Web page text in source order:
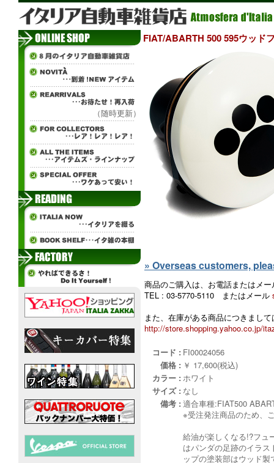
（随時更新）
FIAT/ABARTH 500 595ウッド
» Overseas customers,
商品のご購入は、お電話またはメ
TEL : 03-5770-5110 またはメール
また、在庫がある商品につきまし
http://store.shopping.yahoo.co.jp/
コード : FI00024056
価格 : ￥ 17,600(税込)
カラー : ホワイト
サイズ : なし
備考 : 適合車種:FIAT500
※受注発注商品のため、
給油が楽しくなる!?フュ
はパンダの足跡のイラ
ップの塗装部はウッド